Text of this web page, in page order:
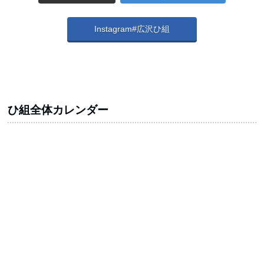
Instagram#広沢ひ組
ひ組全体カレンダー